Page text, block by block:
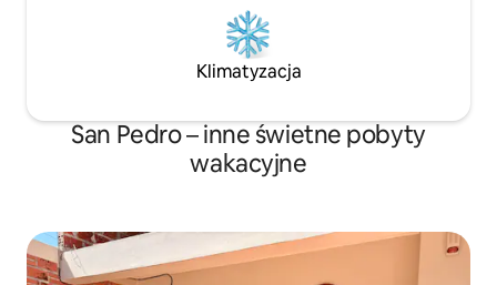
Klimatyzacja
San Pedro – inne świetne pobyty
wakacyjne